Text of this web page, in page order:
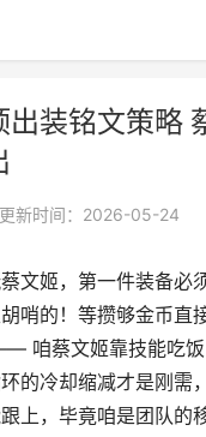
出装铭文策略
更新时间：2026-05-24
文姬，第一件装备必
哨的！等攒够金币直
咱蔡文姬靠技能吃
的冷却缩减才是刚需
上，毕竟咱是团队的